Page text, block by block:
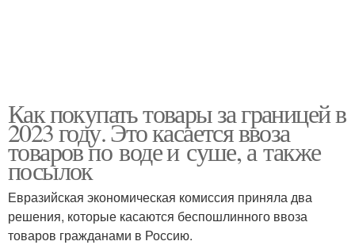
Как покупать товары за границей в
2023 году. Это касается ввоза
товаров по воде и суше, а также
посылок
Евразийская экономическая комиссия приняла два
решения, которые касаются беспошлинного ввоза
товаров гражданами в Россию.